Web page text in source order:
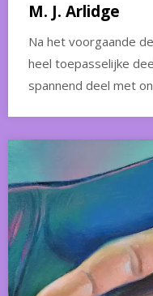
M. J. Arlidge
Na het voorgaande
heel toepasselijke
spannend deel met